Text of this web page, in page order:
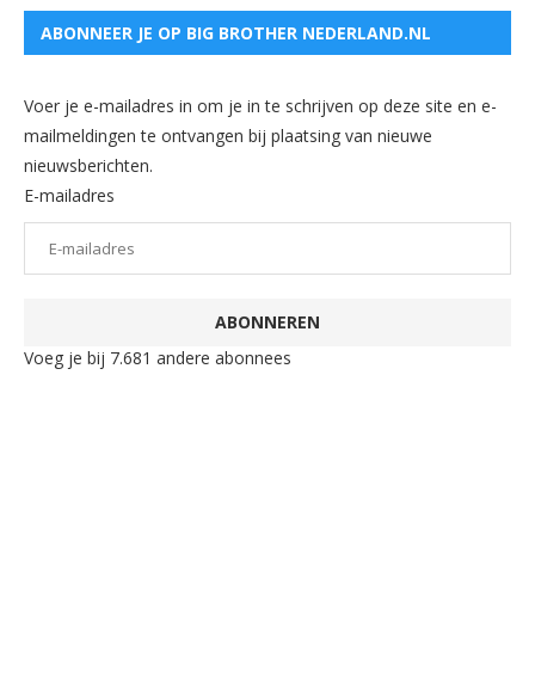
ABONNEER JE OP BIG BROTHER NEDERLAND.NL
Voer je e-mailadres in om je in te schrijven op deze site en e-
mailmeldingen te ontvangen bij plaatsing van nieuwe
nieuwsberichten.
E-mailadres
ABONNEREN
Voeg je bij 7.681 andere abonnees